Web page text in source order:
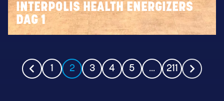
INTERPOLIS HEALTH ENERGIZERS
DAG 1
1 2 3 4 5 ... 211